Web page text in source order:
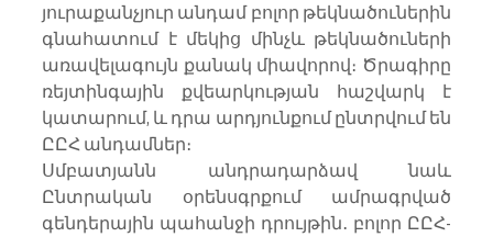
յուրաքանչյուր անդամ բոլոր թեկնածուներին
գնահատում է մեկից մինչև թեկնածուների
առավելագույն քանակ միավորով։ Ծրագիրը
ռեյտինգային քվեարկության հաշվարկ է
կատարում, և դրա արդյունքում ընտրվում են
ԸԸՀ անդամներ։
Սմբատյանն անդրադարձավ նաև
Ընտրական օրենսգրքում ամրագրված
գենդերային պահանջի դրույթին․ բոլոր ԸԸՀ-